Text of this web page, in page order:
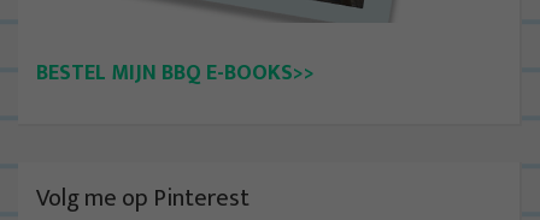
BESTEL MIJN BBQ E-BOOKS>>
Volg me op Pinterest